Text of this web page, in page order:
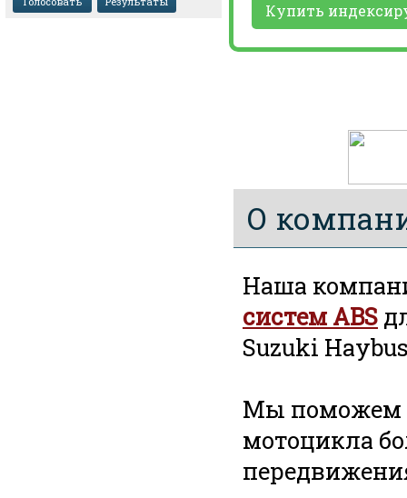
Купить
О
Наша
систем ABS
Suzuki
Мы поможем
мотоцикла